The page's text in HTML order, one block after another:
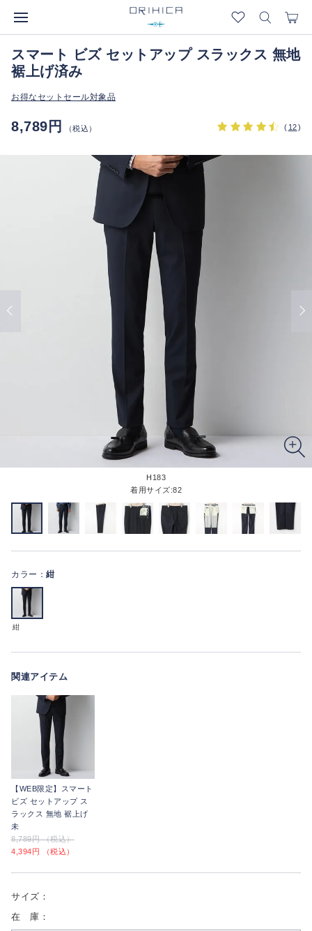
スマート ビズ セットアップ スラックス 無地
裾上げ済み
お得なセットセール対象品
8,789円 （税込） ( 12)
H183
着用サイズ:82
カラー： 紺
紺
関連アイテム
【WEB限定】スマート
ビズ セットアップ ス
ラックス 無地 裾上げ
未
8,789円 （税込）
4,394円 （税込）
サイズ：
在 庫：